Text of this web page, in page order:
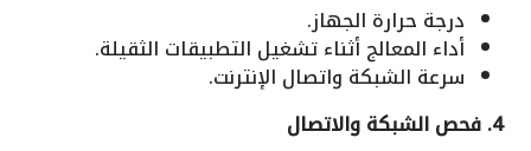
درجة حرارة الجهاز.
أداء المعالج أثناء تشغيل التطبيقات الثقيلة.
سرعة الشبكة واتصال الإنترنت.
4. فحص الشبكة والاتصال